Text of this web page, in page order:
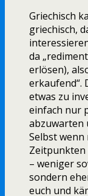
Griechisch
griechisch,
da
erlösen),
erkaufend“.
etwas zu
einfach nur
abzuwarten
Selbst wenn
Zeitpunkten
– weniger
sondern
euch und